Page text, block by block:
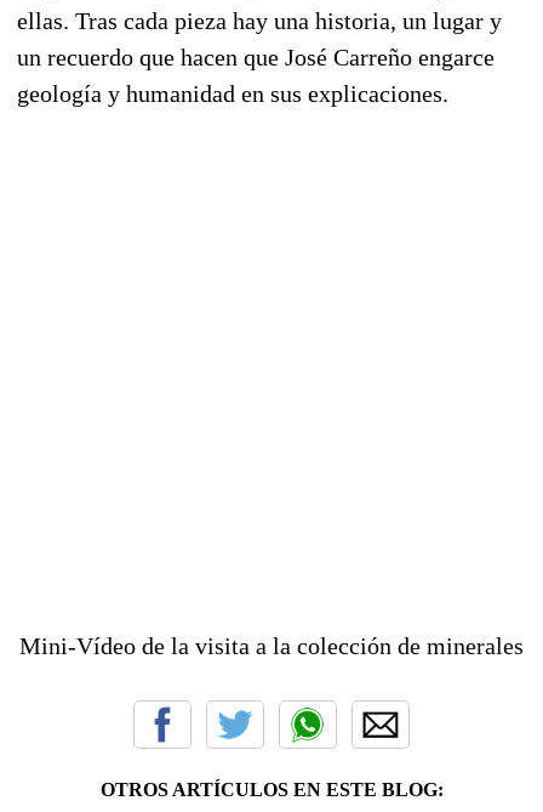
ellas. Tras cada pieza hay una historia, un lugar y
un recuerdo que hacen que José Carreño engarce
geología y humanidad en sus explicaciones.
Mini-Vídeo de la visita a la colección de minerales
OTROS ARTÍCULOS EN ESTE BLOG: